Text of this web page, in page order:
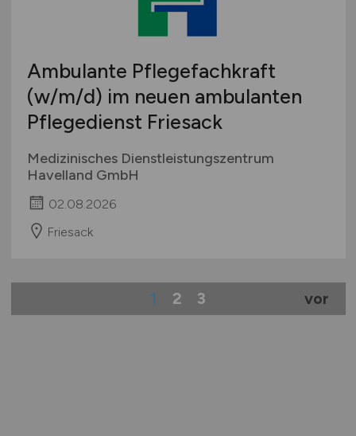
Ambulante Pflegefachkraft
(w/m/d) im neuen ambulanten
Pflegedienst Friesack
Medizinisches Dienstleistungszentrum
Havelland GmbH
02.08.2026
Friesack
1 2 3 vor